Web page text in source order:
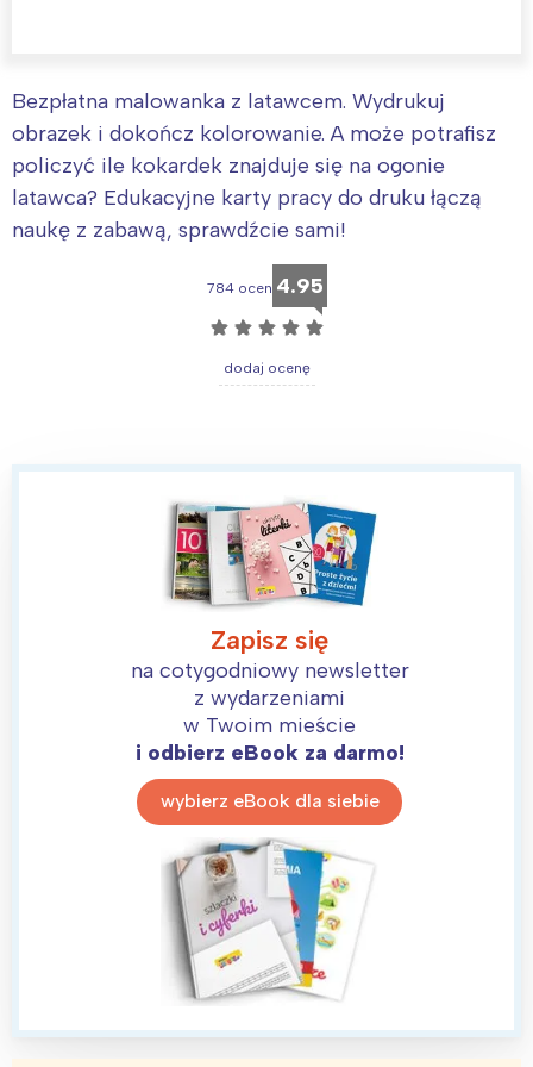
Bezpłatna malowanka z latawcem. Wydrukuj
obrazek i dokończ kolorowanie. A może potrafisz
policzyć ile kokardek znajduje się na ogonie
latawca? Edukacyjne karty pracy do druku łączą
naukę z zabawą, sprawdźcie sami!
784 ocen 4.95
☆ ☆ ☆ ☆ ☆
dodaj ocenę
Zapisz się
na cotygodniowy newsletter
z wydarzeniami
w Twoim mieście
i odbierz eBook za darmo!
wybierz eBook dla siebie